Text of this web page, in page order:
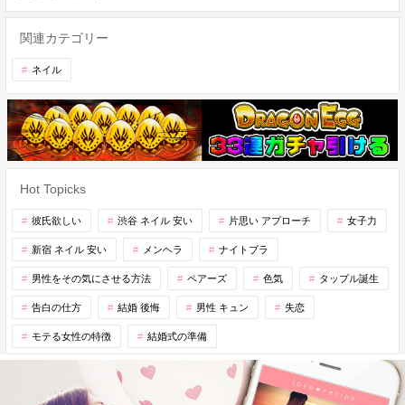
関連カテゴリー
ネイル
Hot Topicks
彼氏欲しい 渋谷 ネイル 安い 片思い アプローチ 女子力
新宿 ネイル 安い メンヘラ ナイトブラ
男性をその気にさせる方法 ペアーズ 色気 タップル誕生
告白の仕方 結婚 後悔 男性 キュン 失恋
モテる女性の特徴 結婚式の準備